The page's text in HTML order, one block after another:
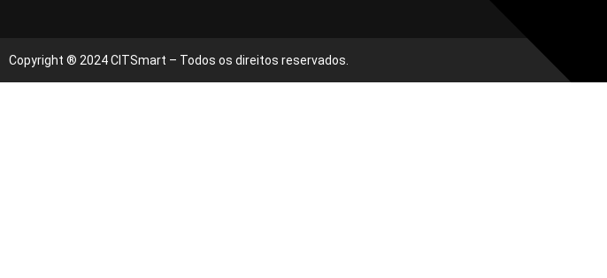
Copyright ® 2024 CITSmart – Todos os direitos reservados.